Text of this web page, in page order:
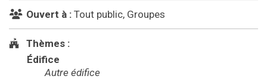
Ouvert à : Tout public, Groupes
Thèmes :
Édifice
Autre édifice